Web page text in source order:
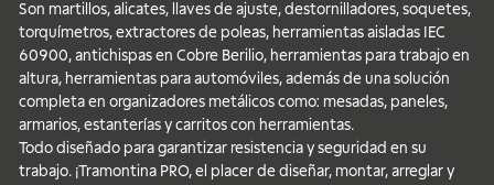
Son martillos, alicates, llaves de ajuste, destornilladores, soquetes,
torquímetros, extractores de poleas, herramientas aisladas IEC
60900, antichispas en Cobre Berilio, herramientas para trabajo en
altura, herramientas para automóviles, además de una solución
completa en organizadores metálicos como: mesadas, paneles,
armarios, estanterías y carritos con herramientas.
Todo diseñado para garantizar resistencia y seguridad en su
trabajo. ¡Tramontina PRO, el placer de diseñar, montar, arreglar y